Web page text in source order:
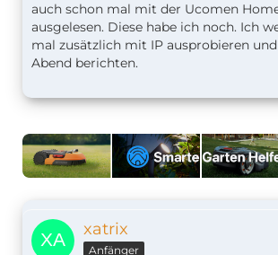
auch schon mal mit der Ucomen
ausgelesen. Diese habe ich noch. Ich
mal zusätzlich mit IP ausprobieren
Abend berichten.
xatrix
Anfänger